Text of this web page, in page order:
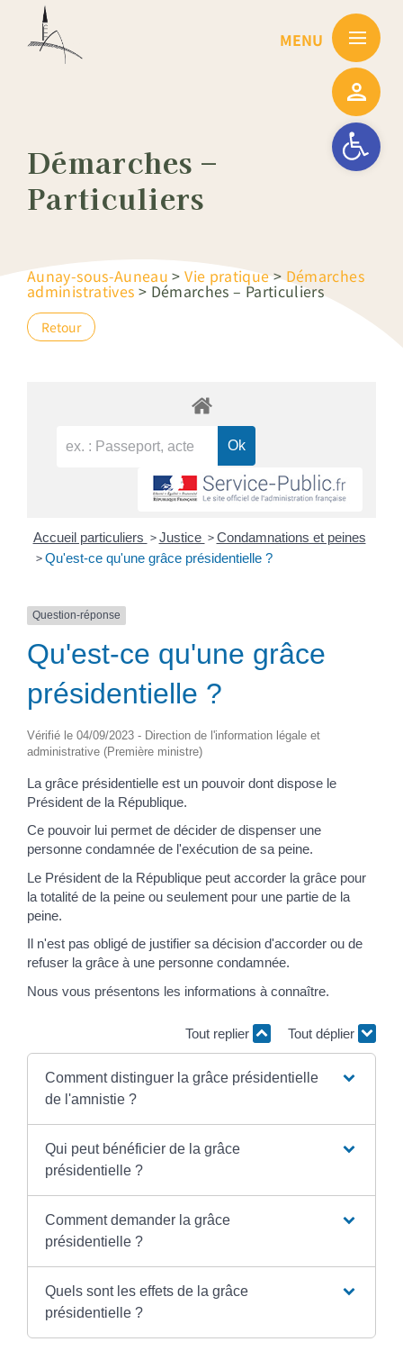
Ouvrir la
Démarches –
Particuliers
Aunay-sous-Auneau >Vie pratique>Démarches
administratives > Démarches – Particuliers
Retour
Accueil particuliers > Justice > Condamnations et peines
> Qu'est-ce qu'une grâce présidentielle ?
Question-réponse
Qu'est-ce qu'une grâce
présidentielle ?
Vérifié le 04/09/2023 - Direction de l'information légale et
administrative (Première ministre)
La grâce présidentielle est un pouvoir dont dispose le
Président de la République.
Ce pouvoir lui permet de décider de dispenser une
personne condamnée de l'exécution de sa peine.
Le Président de la République peut accorder la grâce pour
la totalité de la peine ou seulement pour une partie de la
peine.
Il n'est pas obligé de justifier sa décision d'accorder ou de
refuser la grâce à une personne condamnée.
Nous vous présentons les informations à connaître.
Tout replier Tout déplier
Comment distinguer la grâce présidentielle
de l'amnistie ?
Qui peut bénéficier de la grâce
présidentielle ?
Comment demander la grâce
présidentielle ?
Quels sont les effets de la grâce
présidentielle ?